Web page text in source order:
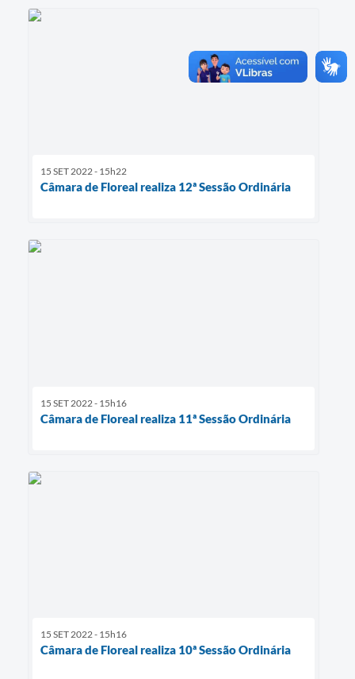
15 SET 2022 - 15h22
Câmara de Floreal realiza 12ª Sessão Ordinária
15 SET 2022 - 15h16
Câmara de Floreal realiza 11ª Sessão Ordinária
15 SET 2022 - 15h16
Câmara de Floreal realiza 10ª Sessão Ordinária